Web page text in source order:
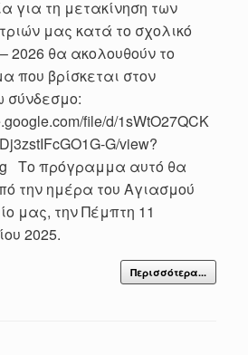
για τη μετακίνηση των
μας κατά το σχολικό
2026 θα ακολουθούν το
που βρίσκεται στον
file/d/1sWtO27QCK
G/view?
Το πρόγραμμα αυτό θα
την ημέρα του Αγιασμού
μας, την Πέμπτη 11
2025.
Περισσότερα...